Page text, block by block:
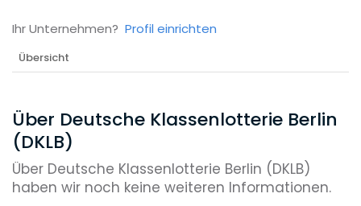
Ihr Unternehmen? Profil einrichten
Übersicht
Über Deutsche Klassenlotterie Berlin
(DKLB)
Über Deutsche Klassenlotterie Berlin (DKLB)
haben wir noch keine weiteren Informationen.